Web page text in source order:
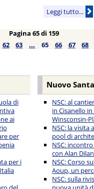
Leggi tutto...
Pagina 65 di 159
62 63 ... 65 66 67 68
di
ai
per
per i
Nuovo
NSC: al
in Cisanello
Winsconsin-
NSC: la visita
pool di
NSC:
con Alan
NSC: Corso
Aoup, un
NSC: sulla